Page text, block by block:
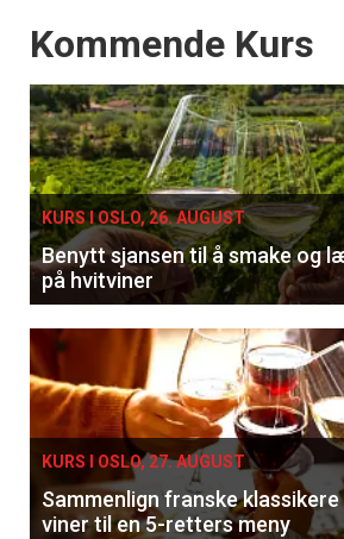
Events
Kommende Kurs
KURS I OSLO, 26. AUGUST
Benytt sjansen til å smake og
på hvitviner
KURS I OSLO, 27. AUGUST
Sammenlign franske
viner til en 5-retters meny